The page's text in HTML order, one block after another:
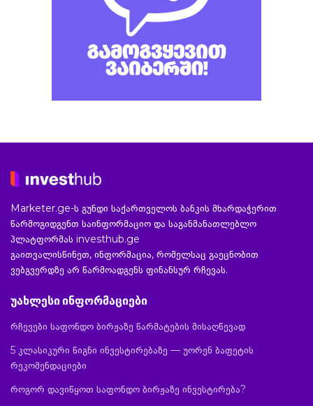
Marketer.ge-ს გუნდი საქართველოს ბანკის მხარდაჭერით
წარმოგიდგენთ საინფორმაციო და საგანმანათლებლო
პლატფორმას investhub.ge
გაითვალისწინეთ, ინფორმაცია, რომელსაც გაეცნობით
ვებგვერდზე არ წარმოადგენს ფინანსურ რჩევას.
უახლესი ინფორმაციები
რჩევები საფონდო ბირჟაზე წარმატების მისაღწევად
5 კლასიკური წიგნი ინვესტირებაზე — უორენ ბაფეტის
რეკომენდაციები
როგორ დავიწყოთ საფონდო ბირჟაზე ინვესტირება?